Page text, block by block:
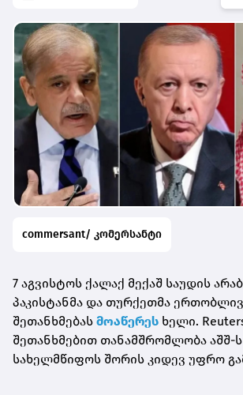
commersant/ კომერსანტი
7 აგვისტოს ქალაქ მექაშ საუდის
პაკისტანმა და თურქეთმა
შეთანხმებას მოაწერეს ხელი.
შეთანხმებით თანამშრომლობა აშშ-ს
სახელმწიფოს შორის კიდევ უფრო